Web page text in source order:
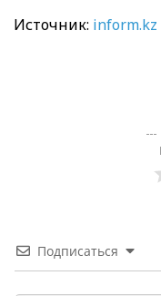
Источник: inform.kz
Подписаться